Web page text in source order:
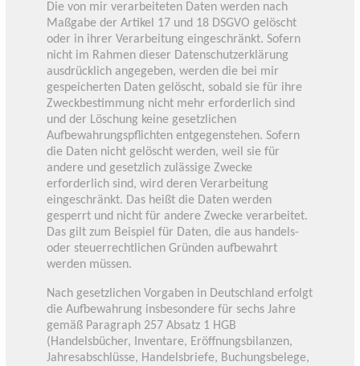
Die von mir verarbeiteten Daten werden nach
Maßgabe der Artikel 17 und 18 DSGVO gelöscht
oder in ihrer Verarbeitung eingeschränkt. Sofern
nicht im Rahmen dieser Datenschutzerklärung
ausdrücklich angegeben, werden die bei mir
gespeicherten Daten gelöscht, sobald sie für ihre
Zweckbestimmung nicht mehr erforderlich sind
und der Löschung keine gesetzlichen
Aufbewahrungspflichten entgegenstehen. Sofern
die Daten nicht gelöscht werden, weil sie für
andere und gesetzlich zulässige Zwecke
erforderlich sind, wird deren Verarbeitung
eingeschränkt. Das heißt die Daten werden
gesperrt und nicht für andere Zwecke verarbeitet.
Das gilt zum Beispiel für Daten, die aus handels-
oder steuerrechtlichen Gründen aufbewahrt
werden müssen.
Nach gesetzlichen Vorgaben in Deutschland erfolgt
die Aufbewahrung insbesondere für sechs Jahre
gemäß Paragraph 257 Absatz 1 HGB
(Handelsbücher, Inventare, Eröffnungsbilanzen,
Jahresabschlüsse, Handelsbriefe, Buchungsbelege,